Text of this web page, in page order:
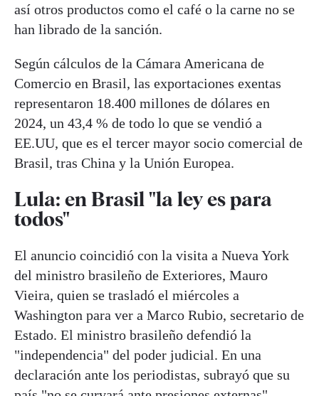
así otros productos como el café o la carne no se
han librado de la sanción.
Según cálculos de la Cámara Americana de
Comercio en Brasil, las exportaciones exentas
representaron 18.400 millones de dólares en
2024, un 43,4 % de todo lo que se vendió a
EE.UU, que es el tercer mayor socio comercial de
Brasil, tras China y la Unión Europea.
Lula: en Brasil "la ley es para
todos"
El anuncio coincidió con la visita a Nueva York
del ministro brasileño de Exteriores, Mauro
Vieira, quien se trasladó el miércoles a
Washington para ver a Marco Rubio, secretario de
Estado. El ministro brasileño defendió la
"independencia" del poder judicial. En una
declaración ante los periodistas, subrayó que su